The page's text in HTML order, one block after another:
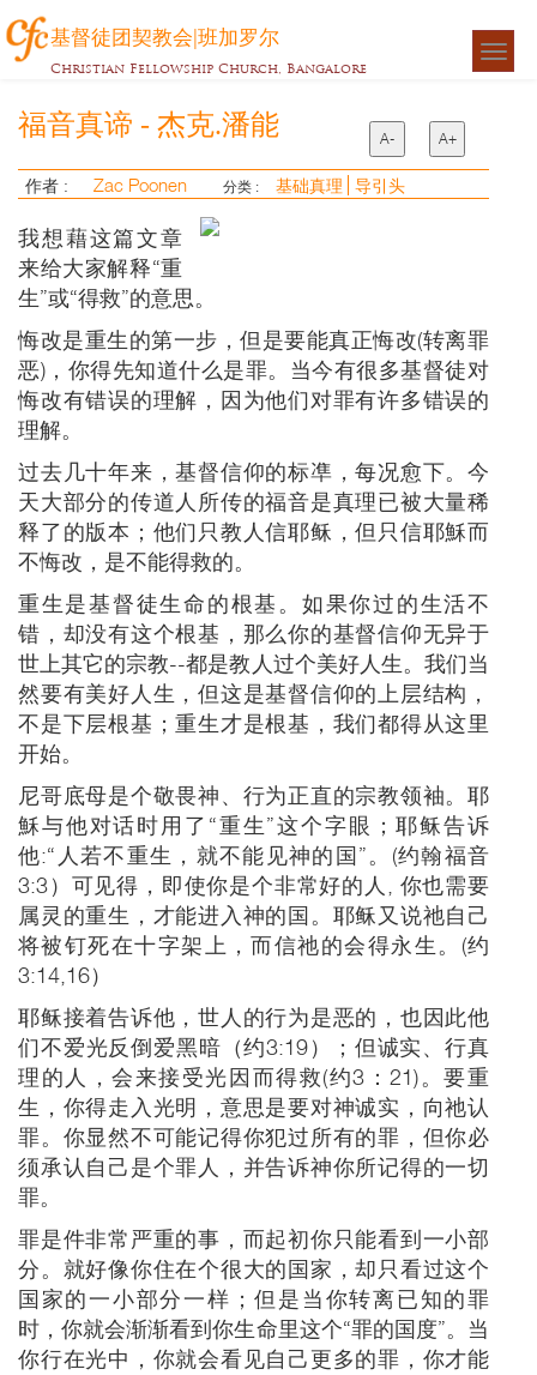
基督徒团契教会|班加罗尔
Christian Fellowship Church, Bangalore
福音真谛 - 杰克.潘能 A- A+
作者 : Zac Poonen 分类 : 基础真理 导引头
我想藉这篇文章
来给大家解释“重
生”或“得救”的意思。
悔改是重生的第一步，但是要能真正悔改(转离罪
恶)，你得先知道什么是罪。当今有很多基督徒对
悔改有错误的理解，因为他们对罪有许多错误的
理解。
过去几十年来，基督信仰的标凖，每况愈下。今
天大部分的传道人所传的福音是真理已被大量稀
释了的版本；他们只教人信耶稣，但只信耶穌而
不悔改，是不能得救的。
重生是基督徒生命的根基。如果你过的生活不
错，却没有这个根基，那么你的基督信仰无异于
世上其它的宗教--都是教人过个美好人生。我们当
然要有美好人生，但这是基督信仰的上层结构，
不是下层根基；重生才是根基，我们都得从这里
开始。
尼哥底母是个敬畏神、行为正直的宗教领袖。耶
穌与他对话时用了“重生”这个字眼；耶稣告诉
他:“人若不重生，就不能见神的国”。(约翰福音
3:3）可见得，即使你是个非常好的人, 你也需要
属灵的重生，才能进入神的国。耶稣又说祂自己
将被钉死在十字架上，而信祂的会得永生。(约
3:14,16）
耶稣接着告诉他，世人的行为是恶的，也因此他
们不爱光反倒爱黑暗（约3:19）；但诚实、行真
理的人，会来接受光因而得救(约3：21)。要重
生，你得走入光明，意思是要对神诚实，向祂认
罪。你显然不可能记得你犯过所有的罪，但你必
须承认自己是个罪人，并告诉神你所记得的一切
罪。
罪是件非常严重的事，而起初你只能看到一小部
分。就好像你住在个很大的国家，却只看过这个
国家的一小部分一样；但是当你转离已知的罪
时，你就会渐渐看到你生命里这个“罪的国度”。当
你行在光中，你就会看见自己更多的罪，你才能